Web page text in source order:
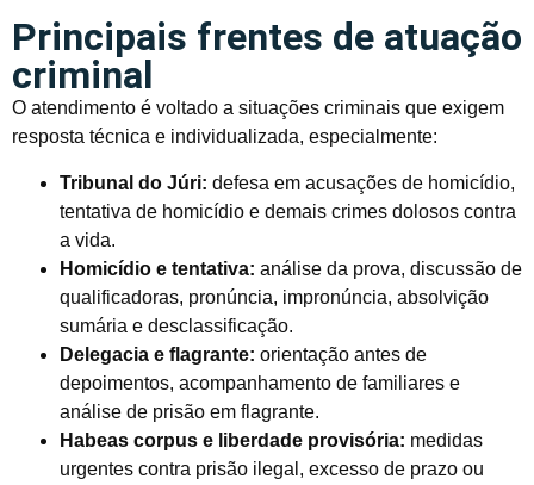
Principais frentes de atuação
criminal
O atendimento é voltado a situações criminais que exigem
resposta técnica e individualizada, especialmente:
Tribunal do Júri: defesa em acusações de homicídio,
tentativa de homicídio e demais crimes dolosos contra
a vida.
Homicídio e tentativa: análise da prova, discussão de
qualificadoras, pronúncia, impronúncia, absolvição
sumária e desclassificação.
Delegacia e flagrante: orientação antes de
depoimentos, acompanhamento de familiares e
análise de prisão em flagrante.
Habeas corpus e liberdade provisória: medidas
urgentes contra prisão ilegal, excesso de prazo ou